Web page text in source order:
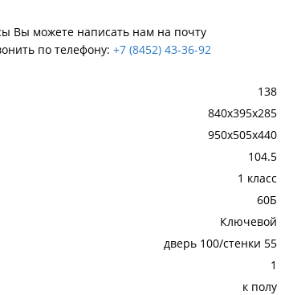
Вы можете написать нам на почту
по телефону: +7 (8452) 43-36-92
138
840х395х285
950х505х440
104.5
1 класс
60Б
Ключевой
дверь 100/стенки 55
1
к полу